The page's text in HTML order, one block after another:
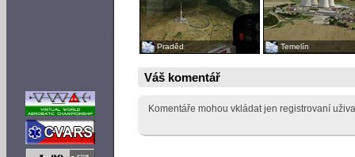
Praděd Temelín
Váš komentář
Komentáře mohou vkládat jen registrovaní